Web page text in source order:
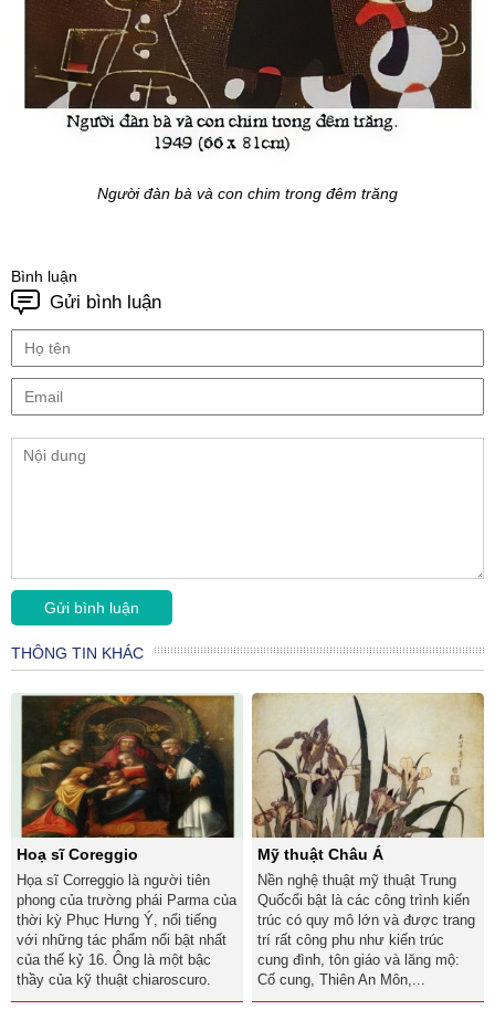
Người đàn bà và con chim trong đêm trăng
Bình luận
Gửi bình luận
THÔNG TIN KHÁC
Hoạ sĩ Coreggio
Họa sĩ Correggio là người tiên
phong của trường phái Parma của
thời kỳ Phục Hưng Ý, nổi tiếng
với những tác phẩm nổi bật nhất
của thế kỷ 16. Ông là một bậc
thầy của kỹ thuật chiaroscuro.
Mỹ thuật Châu Á
Nền nghệ thuật mỹ thuật Trung
Quốcổi bật là các công trình kiến
trúc có quy mô lớn và được trang
trí rất công phu như kiến trúc
cung đình, tôn giáo và lăng mộ:
Cố cung, Thiên An Môn,...